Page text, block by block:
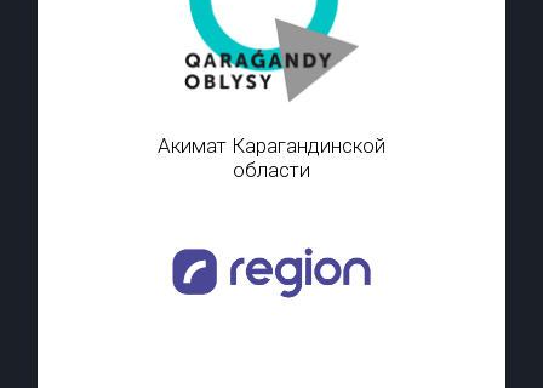
Акимат Карагандинской
области